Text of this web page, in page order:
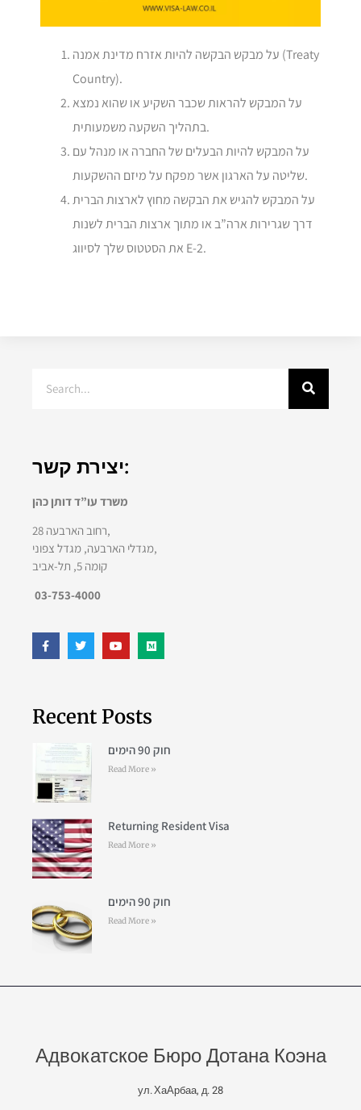
על מבקש הבקשה להיות אזרח מדינת אמנה (Treaty
Country).
על המבקש להראות שכבר השקיע או שהוא נמצא
בתהליך השקעה משמעותית.
על המבקש להיות הבעלים של החברה או מנהל עם
שליטה על הארגון אשר מפקח על מיזם ההשקעות.
על המבקש להגיש את הבקשה מחוץ לארצות הברית
דרך שגרירות ארה”ב או מתוך ארצות הברית לשנות
את הסטטוס שלך לסיווג E-2.
יצירת קשר:
משרד עו”ד דותן כהן
רחוב הארבעה 28,
מגדלי הארבעה, מגדל צפוני,
קומה 5, תל-אביב
03-753-4000
Recent Posts
חוק 90 הימים
Read More »
Returning Resident Visa
Read More »
חוק 90 הימים
Read More »
Адвокатское Бюро Дотана Коэна
ул. ХаАрбаа, д. 28